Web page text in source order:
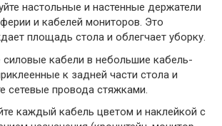
настольные и настенные держатели
и кабелей мониторов. Это
площадь стола и облегчает уборку.
силовые кабели в небольшие кабель-
к задней части стола и
сетевые провода стяжками.
каждый кабель цветом и наклейкой с